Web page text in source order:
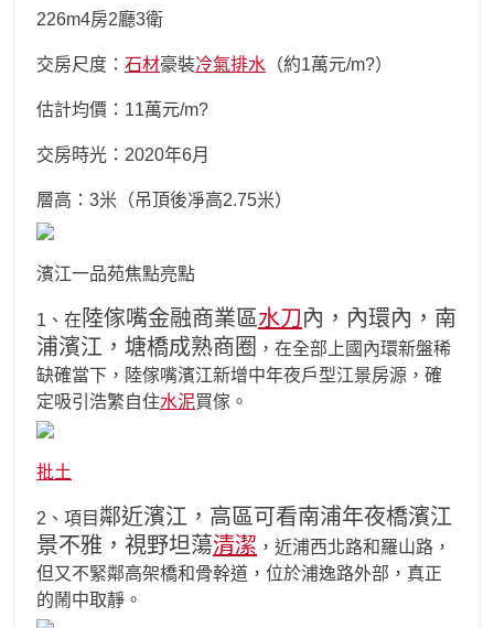
226m4房2廳3衛
交房尺度： 石材豪裝冷氣排水 （約1萬元/m?）
估計均價：11萬元/m?
交房時光：2020年6月
層高：3米（吊頂後凈高2.75米）
濱江一品苑焦點亮點
1、在 陸傢嘴金融商業區水刀內，內環內，南
浦濱江，塘橋成熟商圈 ，在全部上國內環新盤稀
缺確當下，陸傢嘴濱江新增中年夜戶型江景房源，確
定吸引浩繁自住水泥買傢。
批土
2、項目 鄰近濱江，高區可看南浦年夜橋濱江
景不雅，視野坦蕩清潔 ，近浦西北路和羅山路，
但又不緊鄰高架橋和骨幹道，位於浦逸路外部，真正
的鬧中取靜。